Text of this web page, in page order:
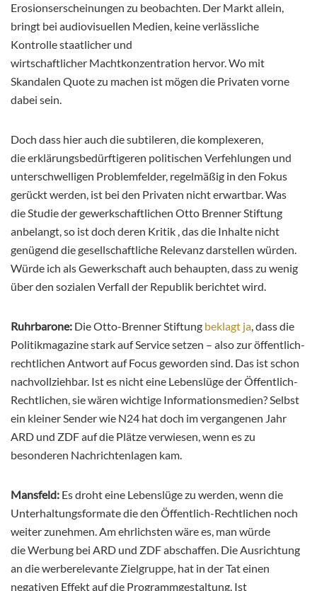
Erosionserscheinungen zu beobachten. Der Markt allein,
bringt bei audiovisuellen Medien, keine verlässliche
Kontrolle staatlicher und
wirtschaftlicher Machtkonzentration hervor. Wo mit
Skandalen Quote zu machen ist mögen die Privaten vorne
dabei sein.
Doch dass hier auch die subtileren, die komplexeren,
die erklärungsbedürftigeren politischen Verfehlungen und
unterschwelligen Problemfelder, regelmäßig in den Fokus
gerückt werden, ist bei den Privaten nicht erwartbar. Was
die Studie der gewerkschaftlichen Otto Brenner Stiftung
anbelangt, so ist doch deren Kritik , das die Inhalte nicht
genügend die gesellschaftliche Relevanz darstellen würden.
Würde ich als Gewerkschaft auch behaupten, dass zu wenig
über den sozialen Verfall der Republik berichtet wird.
Ruhrbarone: Die Otto-Brenner Stiftung beklagt ja, dass die
Politikmagazine stark auf Service setzen – also zur öffentlich-
rechtlichen Antwort auf Focus geworden sind. Das ist schon
nachvollziehbar. Ist es nicht eine Lebenslüge der Öffentlich-
Rechtlichen, sie wären wichtige Informationsmedien? Selbst
ein kleiner Sender wie N24 hat doch im vergangenen Jahr
ARD und ZDF auf die Plätze verwiesen, wenn es zu
besonderen Nachrichtenlagen kam.
Mansfeld: Es droht eine Lebenslüge zu werden, wenn die
Unterhaltungsformate die den Öffentlich-Rechtlichen noch
weiter zunehmen. Am ehrlichsten wäre es, man würde
die Werbung bei ARD und ZDF abschaffen. Die Ausrichtung
an die werberelevante Zielgruppe, hat in der Tat einen
negativen Effekt auf die Programmgestaltung. Ist